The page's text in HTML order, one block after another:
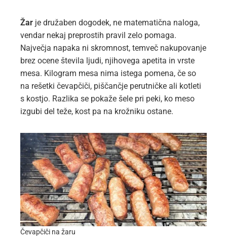
Žar je družaben dogodek, ne matematična naloga,
vendar nekaj preprostih pravil zelo pomaga.
Največja napaka ni skromnost, temveč nakupovanje
brez ocene števila ljudi, njihovega apetita in vrste
mesa. Kilogram mesa nima istega pomena, če so
na rešetki čevapčiči, piščančje perutničke ali kotleti
s kostjo. Razlika se pokaže šele pri peki, ko meso
izgubi del teže, kost pa na krožniku ostane.
Čevapčiči na žaru